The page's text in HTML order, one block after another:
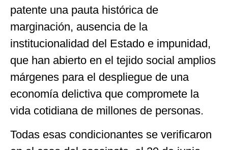
patente una pauta histórica de
marginación, ausencia de la
institucionalidad del Estado e impunidad,
que han abierto en el tejido social amplios
márgenes para el despliegue de una
economía delictiva que compromete la
vida cotidiana de millones de personas.
Todas esas condicionantes se verificaron